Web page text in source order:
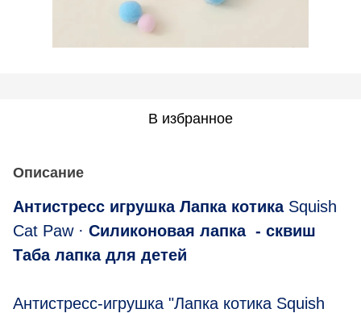
В избранное
Описание
Антистресс игрушка Лапка котика Squish
Cat Paw · Силиконовая лапка - сквиш
Табалапка для детей
Антистресс-игрушка "Лапка котика Squish